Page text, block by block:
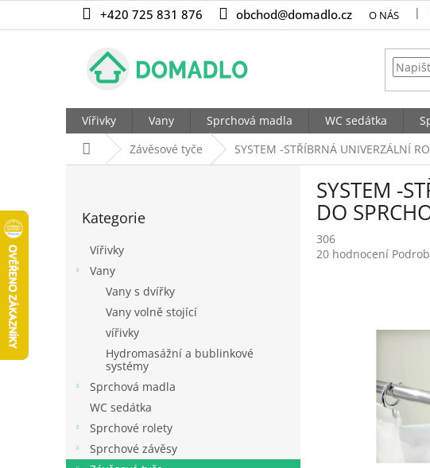
+420 725 831 876 obchod@domadlo.cz O NÁS
Vířivky Vany Sprchová madla WC sedátka
Domů Závěsové tyče SYSTEM -STŘÍBRNÁ UNIVERZÁLNÍ
kategorie
Kategorie
Vířivky
Vany
Vany s dvířky
Vany volně stojící
vířivky
Hydromasážní a bublinkové
systémy
Sprchová madla
WC sedátka
Sprchové rolety
Sprchové závěsy
SYSTEM -
DO
306
Průměrné
20 hodnocení